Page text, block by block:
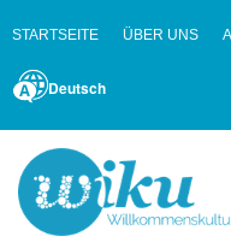
STARTSEITE ÜBER UNS
Deutsch